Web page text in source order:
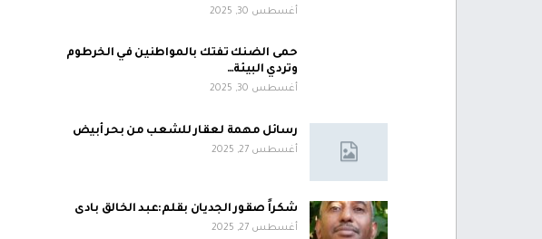
أغسطس 30, 2025
حمى الضنك تفتك بالمواطنين في الخرطوم
وتردي البيئة…
أغسطس 30, 2025
رسائل مهمة لعقار للشعب من بحر أبيض
أغسطس 27, 2025
شكراً صقور الجديان بقلم:عبد الخالق بادى
أغسطس 27, 2025